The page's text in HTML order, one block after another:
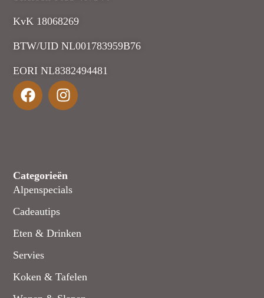
KvK 18068269
BTW/UID NL001783959B76
EORI NL8382494481
Categorieën
Alpenspecials
Cadeautips
Eten & Drinken
Servies
Koken & Tafelen